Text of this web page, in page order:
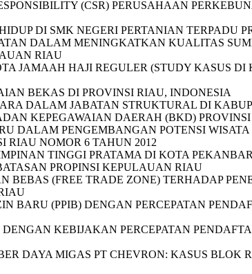
(CSR) PERUSAHAAN
DI SMK NEGERI PERTANIAN TERPADU
DALAM MENINGKATKAN KUALITAS
RIAU
JAMAAH HAJI REGULER (STUDY KASUS
BEKAS DI PROVINSI RIAU, INDONESIA
DALAM JABATAN STRUKTURAL DI
KEPEGAWAIAN DAERAH (BKD)
DALAM PENGEMBANGAN POTENSI
RIAU NOMOR 6 TAHUN 2012
TINGGI PRATAMA DI KOTA
PROPINSI KEPULAUAN RIAU
(FREE TRADE ZONE) TERHADAP
BARU (PPIB) DENGAN PERCEPATAN
KEBIJAKAN PERCEPATAN
DAYA MIGAS PT CHEVRON: KASUS BLOK